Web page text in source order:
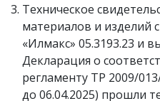
Техническое
материалов и изделий
«Илмакс» 05.3193.23 и
Декларация о
регламенту ТР 2009/
до 06.04.2025) прошли